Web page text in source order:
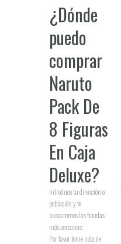
¿Dónde
puedo
comprar
Naruto
Pack De
8 Figuras
En Caja
Deluxe?
Introduce tu dirección o
población y te
buscaremos las tiendas
más cercanas:
Por favor tome nota de